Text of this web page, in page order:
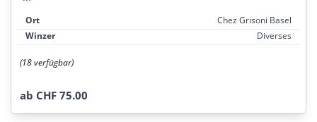
Ort
Chez Grisoni Basel
Winzer
Diverses
(18 verfügbar)
ab CHF 75.00